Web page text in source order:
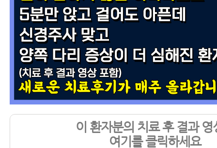
이 환자분의 치료 후 결과 영
여기를 클릭하세요